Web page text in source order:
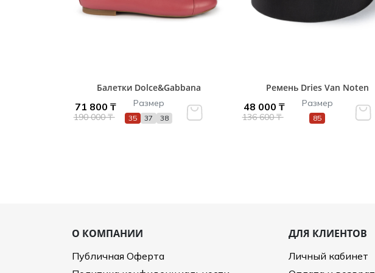
Балетки Dolce&Gabbana
71 800 ₸
190 000 ₸
Размер
35 37 38
Ремень Dries Van Noten
48 000 ₸
136 600 ₸
Размер
85
О КОМПАНИИ
Публичная Оферта
ДЛЯ КЛИЕНТОВ
Личный кабинет